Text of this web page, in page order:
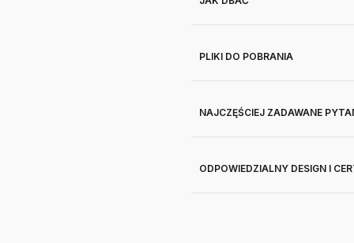
PLIKI DO POBRANIA
NAJCZĘŚCIEJ ZADAWANE
ODPOWIEDZIALNY DESIGN I